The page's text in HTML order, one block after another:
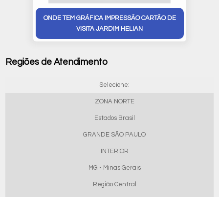
ONDE TEM GRÁFICA IMPRESSÃO CARTÃO DE
VISITA JARDIM HELIAN
Regiões de Atendimento
Selecione:
ZONA NORTE
Estados Brasil
GRANDE SÃO PAULO
INTERIOR
MG - Minas Gerais
Região Central